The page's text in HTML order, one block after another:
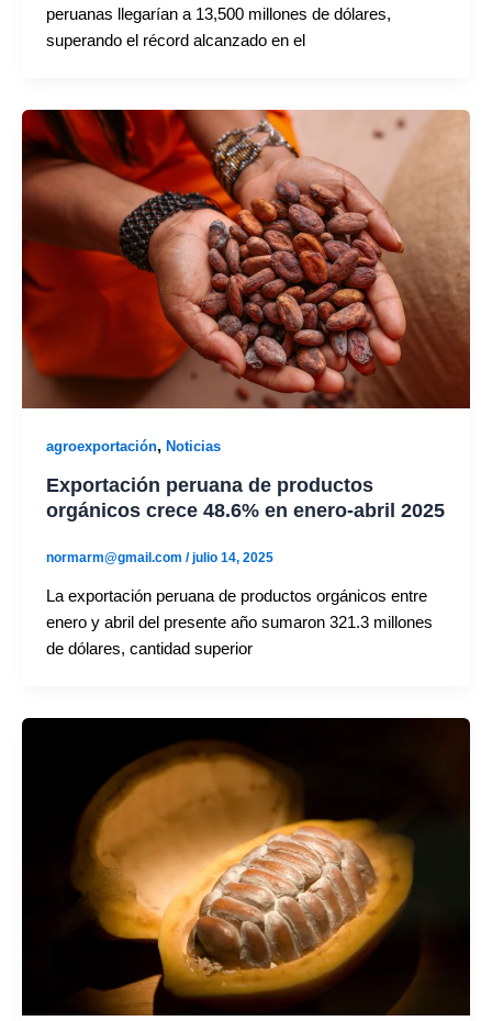
peruanas llegarían a 13,500 millones de dólares,
superando el récord alcanzado en el
agroexportación, Noticias
Exportación peruana de productos
orgánicos crece 48.6% en enero-abril 2025
normarm@gmail.com /julio 14, 2025
La exportación peruana de productos orgánicos entre
enero y abril del presente año sumaron 321.3 millones
de dólares, cantidad superior